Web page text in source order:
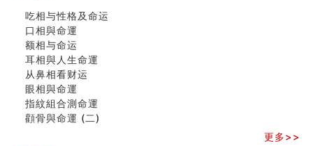
玄空本义 (三)
飞灵山传说故事
命理解说：想请问什么时候能够遇到姻缘结婚？
商舖選址的風水講究 (下)
吉凶神跳上大运时的断法【四柱技巧】
家居常見風水形煞及化解方法 (一)
刘燮鈞讲人相 手纹与命运(一)
玄空本义 (二)
大門風水五大禁忌！大門風水擺設？門中門風水解方？
吃相与性格及命运
口相與命運
额相与命运
耳相與人生命運
从鼻相看财运
眼相與命運
指紋組合測命運
顴骨與命運 (二)
更多>>